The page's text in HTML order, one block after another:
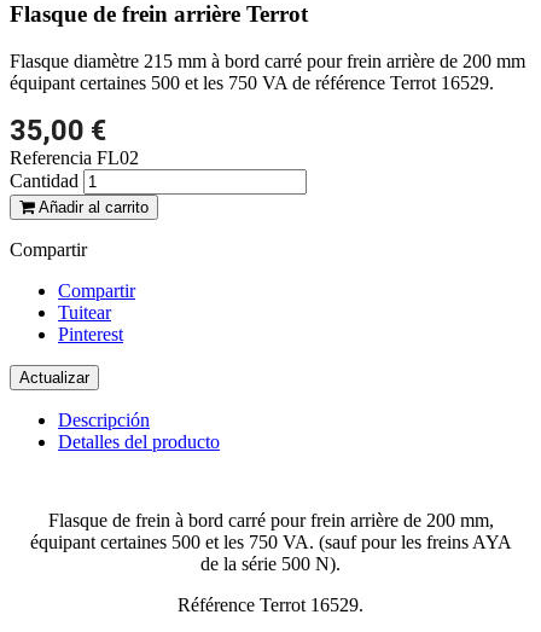
Flasque de frein arrière Terrot
Flasque diamètre 215 mm à bord carré pour frein arrière de 200 mm
équipant certaines 500 et les 750 VA de référence Terrot 16529.
35,00 €
Referencia FL02
Cantidad
Añadir al carrito
Compartir
Compartir
Tuitear
Pinterest
Descripción
Detalles del producto
Flasque de frein à bord carré pour frein arrière de 200 mm,
équipant certaines 500 et les 750 VA. (sauf pour les freins AYA
de la série 500 N).
Référence Terrot 16529.